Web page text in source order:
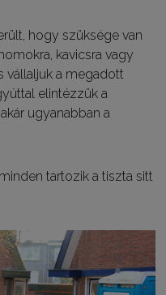
hogy szüksége van
kavicsra vagy
vállaljuk a megadott
elintézzük a
ugyanabban a
tartozik a tiszta sitt